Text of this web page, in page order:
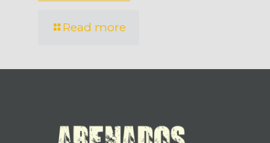
Read more